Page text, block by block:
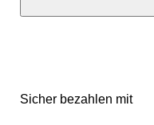
Sicher bezahlen mit